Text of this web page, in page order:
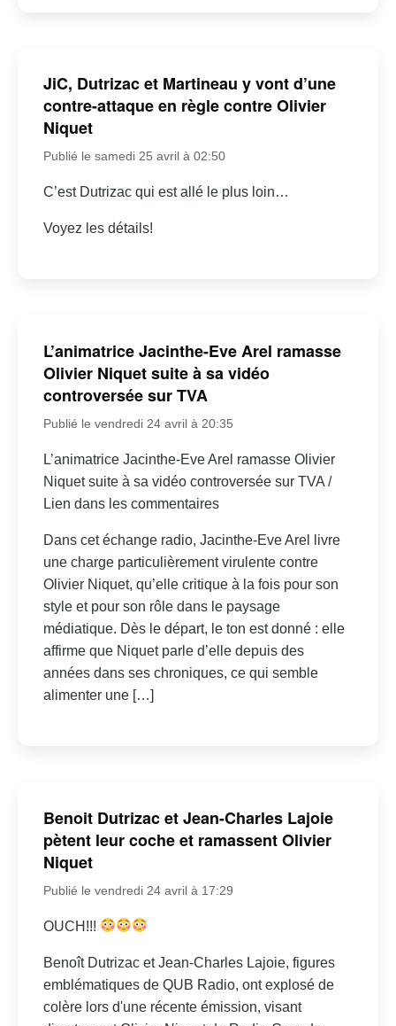
JiC, Dutrizac et Martineau y vont d’une
contre-attaque en règle contre Olivier
Niquet
Publié le samedi 25 avril à 02:50
C’est Dutrizac qui est allé le plus loin…
Voyez les détails!
L’animatrice Jacinthe-Eve Arel ramasse
Olivier Niquet suite à sa vidéo
controversée sur TVA
Publié le vendredi 24 avril à 20:35
L’animatrice Jacinthe-Eve Arel ramasse Olivier
Niquet suite à sa vidéo controversée sur TVA /
Lien dans les commentaires
Dans cet échange radio, Jacinthe-Eve Arel livre
une charge particulièrement virulente contre
Olivier Niquet, qu’elle critique à la fois pour son
style et pour son rôle dans le paysage
médiatique. Dès le départ, le ton est donné : elle
affirme que Niquet parle d’elle depuis des
années dans ses chroniques, ce qui semble
alimenter une […]
Benoit Dutrizac et Jean-Charles Lajoie
pètent leur coche et ramassent Olivier
Niquet
Publié le vendredi 24 avril à 17:29
OUCH!!!
Benoît Dutrizac et Jean-Charles Lajoie, figures
emblématiques de QUB Radio, ont explosé de
colère lors d'une récente émission, visant